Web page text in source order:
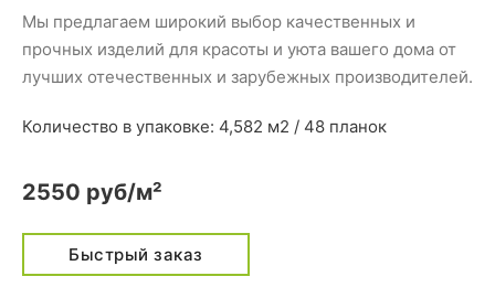
Мы предлагаем широкий выбор качественных и
прочных изделий для красоты и уюта вашего дома от
лучших отечественных и зарубежных производителей.
Количество в упаковке: 4,582 м2 / 48 планок
2550 руб/м²
Быстрый заказ